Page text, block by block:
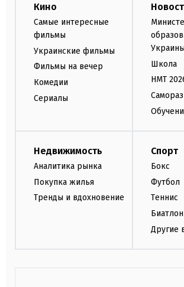
Кино
Самые интересные
фильмы
Украинские фильмы
Фильмы на вечер
Комедии
Сериалы
Школа
НМТ
Недвижимость
Аналитика рынка
Покупка жилья
Тренды и вдохновение
Спорт
Бокс
Футбол
Теннис
Биатлон
Другие